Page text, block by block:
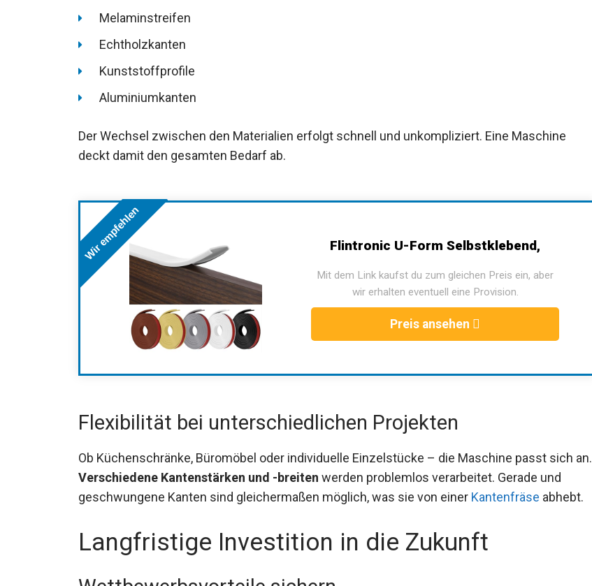
Melaminstreifen
Echtholzkanten
Kunststoffprofile
Aluminiumkanten
Der Wechsel zwischen den Materialien erfolgt schnell und unkompliziert. Eine Maschine
deckt damit den gesamten Bedarf ab.
Wir empfehlen Flintronic U-Form Selbstklebend,
Mit dem Link kaufst du zum gleichen Preis ein, aber
wir erhalten eventuell eine Provision.
Preis ansehen
Flexibilität bei unterschiedlichen Projekten
Ob Küchenschränke, Büromöbel oder individuelle Einzelstücke – die Maschine passt sich an.
Verschiedene Kantenstärken und -breiten werden problemlos verarbeitet. Gerade und
geschwungene Kanten sind gleichermaßen möglich, was sie von einer Kantenfräse abhebt.
Langfristige Investition in die Zukunft